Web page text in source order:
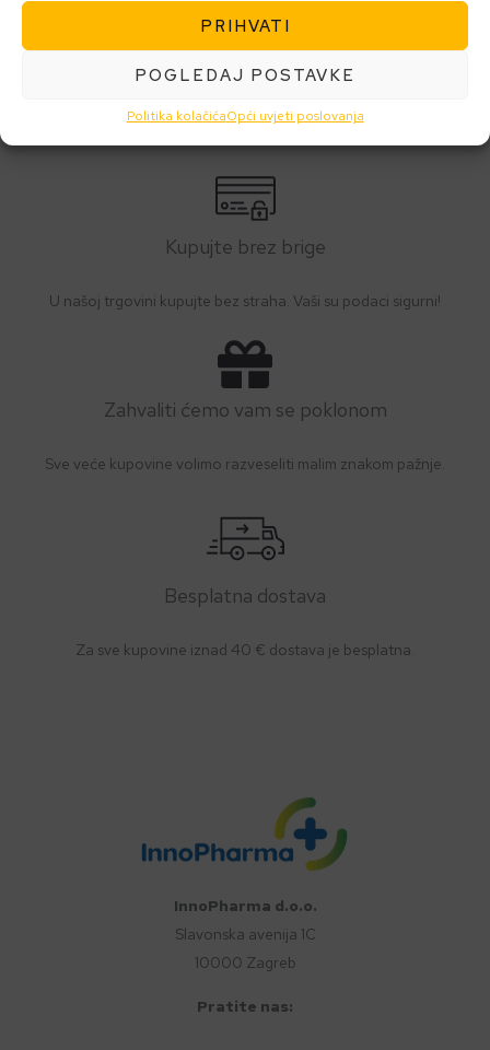
PRIHVATI
POGLEDAJ POSTAVKE
Politika kolačićaOpći uvjeti poslovanja
Kupujte brez brige
U našoj trgovini kupujte bez straha. Vaši su podaci sigurni!
Zahvaliti ćemo vam se poklonom
Sve veće kupovine volimo razveseliti malim znakom pažnje.
Besplatna dostava
Za sve kupovine iznad 40 € dostava je besplatna.
InnoPharma d.o.o.
Slavonska avenija 1C
10000 Zagreb
Pratite nas: